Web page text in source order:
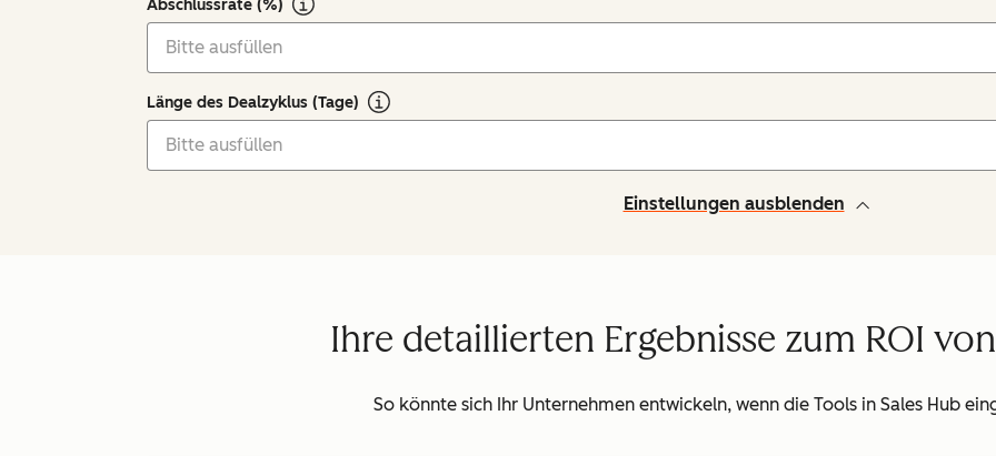
Abschlussrate (%)
Länge des Dealzyklus (Tage)
Einstellungen ausblenden
Ihre detaillierten Ergebnisse zum ROI
So könnte sich Ihr Unternehmen entwickeln, wenn die Tools in Sales Hub